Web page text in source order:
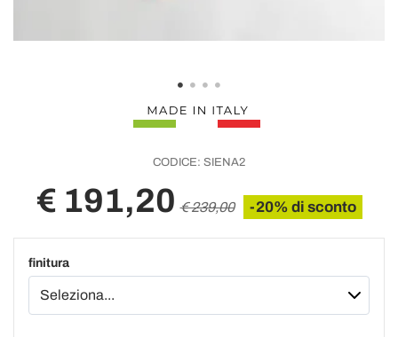
CODICE: SIENA2
€ 191,20 € 239,00 -20% di sconto
finitura